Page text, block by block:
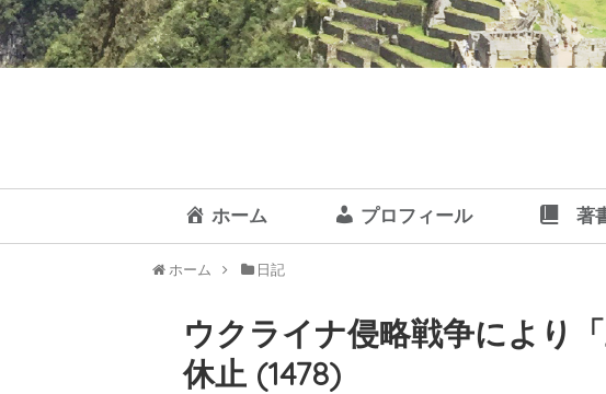
ホーム プロフィール 著
ホーム 日記
ウクライナ侵略戦争により
休止 (1478)